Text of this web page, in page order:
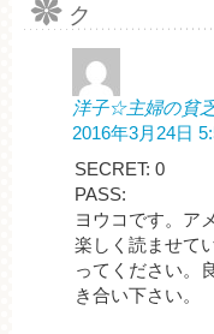
ク
洋子☆主婦の貧
2016年3月24日
SECRET: 0
PASS:
ヨウコです。ア
楽しく読ませて
ってください。
き合い下さい。